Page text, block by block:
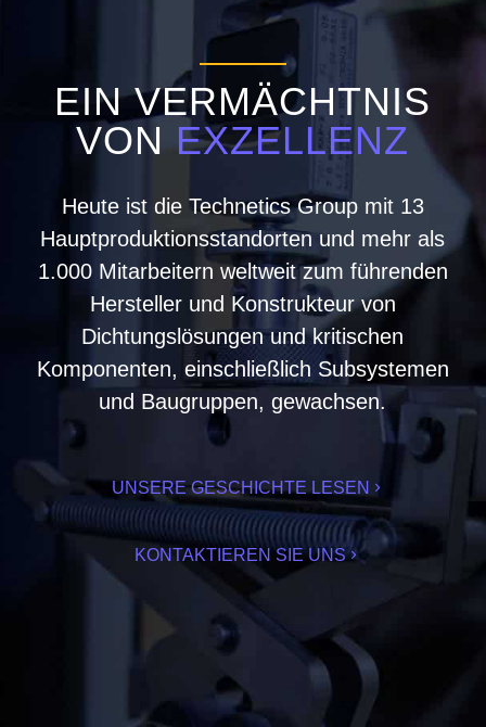
EIN VERMÄCHTNIS
VONEXZELLENZ
Heute ist die Technetics Group mit 13
Hauptproduktionsstandorten und mehr als
1.000 Mitarbeitern weltweit zum führenden
Hersteller und Konstrukteur von
Dichtungslösungen und kritischen
Komponenten, einschließlich Subsystemen
und Baugruppen, gewachsen.
UNSERE GESCHICHTE LESEN
KONTAKTIEREN SIE UNS